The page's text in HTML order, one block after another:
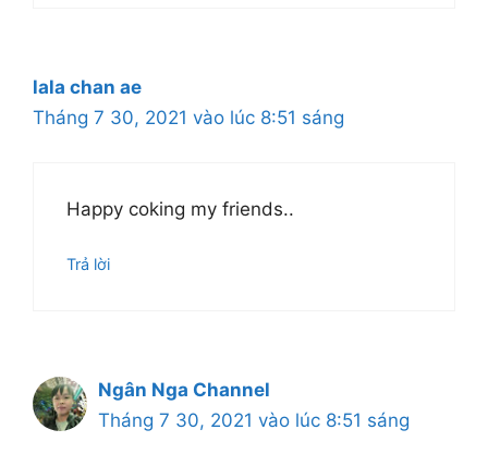
lala chan ae
Tháng 7 30, 2021 vào lúc 8:51 sáng
Happy coking my friends..
Trả lời
Ngân Nga Channel
Tháng 7 30, 2021 vào lúc 8:51 sáng